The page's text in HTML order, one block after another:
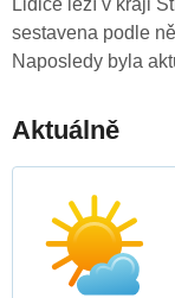
Lidice leží v kraji
sestavena podle
Naposledy byla
Aktuálně